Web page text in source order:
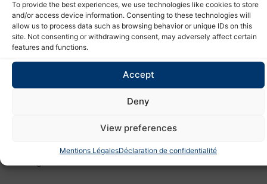
To provide the best experiences, we use technologies like cookies to store
and/or access device information. Consenting to these technologies will
allow us to process data such as browsing behavior or unique IDs on this
site. Not consenting or withdrawing consent, may adversely affect certain
features and functions.
Accept
Deny
View preferences
Mentions LégalesDéclaration de confidentialité
Le 26 mars permettra ainsi de célébrer le chemin parcouru et
de continuer à construire la suite de cette aventure collective.
CONSULTEZ NOS SERVICES DE
ON EN
Importation aérienne Chine-France : une première opération réussie pour notre client